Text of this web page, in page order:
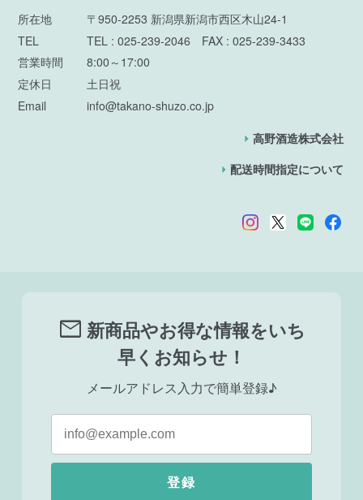
所在地
〒950-2253 新潟県新潟市西区木山24-1
TEL
TEL : 025-239-2046 FAX : 025-239-3433
営業時間
8:00～17:00
定休日
土日祝
Email
info@takano-shuzo.co.jp
高野酒造株式会社
配送時間指定について
mail 新商品やお得な情報をいち
早くお知らせ！
メールアドレス入力で簡単登録♪
登録